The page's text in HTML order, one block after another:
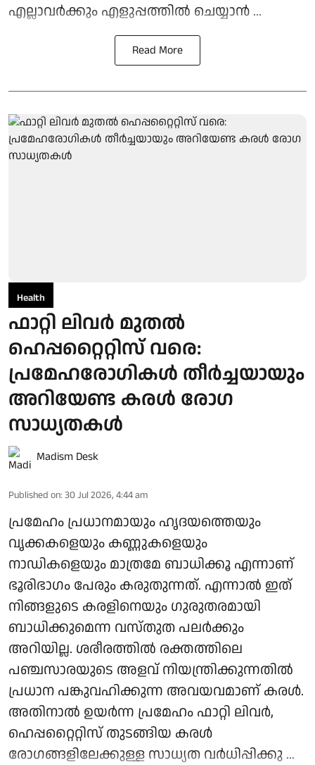
എല്ലാവര്‍ക്കും എളുപ്പത്തില്‍ ചെയ്യാന്‍ ...
Read More
Health
ഫാറ്റി ലിവർ മുതൽ
ഹെപ്പറ്റൈറ്റിസ് വരെ:
പ്രമേഹരോഗികൾ തീർച്ചയായും
അറിയേണ്ട കരൾ രോഗ
സാധ്യതകൾ
Madism Desk
Published on: 30 Jul 2026, 4:44 am
പ്രമേഹം പ്രധാനമായും ഹൃദയത്തെയും
വൃക്കകളെയും കണ്ണുകളെയും
നാഡികളെയും മാത്രമേ ബാധിക്കൂ എന്നാണ്
ഭൂരിഭാഗം പേരും കരുതുന്നത്. എന്നാൽ ഇത്
നിങ്ങളുടെ കരളിനെയും ഗുരുതരമായി
ബാധിക്കുമെന്ന വസ്തുത പലർക്കും
അറിയില്ല. ശരീരത്തിൽ രക്തത്തിലെ
പഞ്ചസാരയുടെ അളവ് നിയന്ത്രിക്കുന്നതിൽ
പ്രധാന പങ്കുവഹിക്കുന്ന അവയവമാണ് കരൾ.
അതിനാൽ ഉയർന്ന പ്രമേഹം ഫാറ്റി ലിവർ,
ഹെപ്പറ്റൈറ്റിസ് തുടങ്ങിയ കരൾ
രോഗങ്ങളിലേക്കുള്ള സാധ്യത വർധിപ്പിക്കു ...